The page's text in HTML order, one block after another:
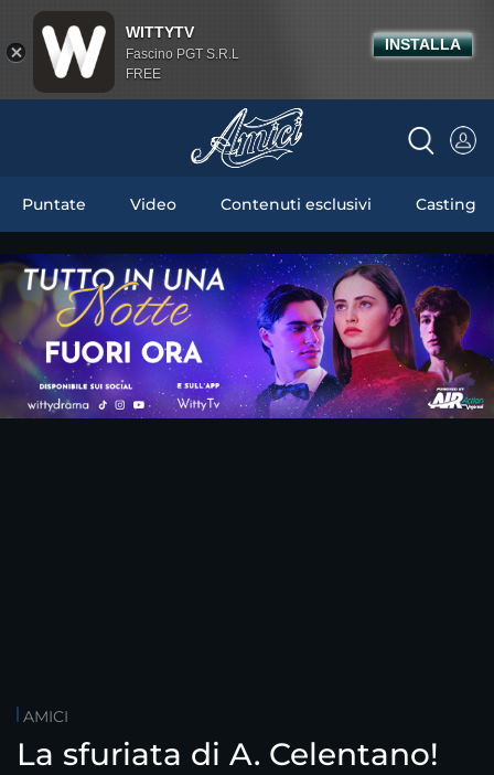
Puntate Video Contenuti esclusivi Casting
AMICI
La sfuriata di A. Celentano!
WITTYTV
Fascino PGT S.R.L
FREE
INSTALLA